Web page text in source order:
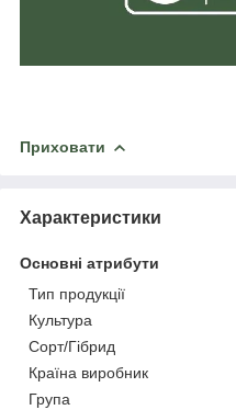
Приховати
Характеристики
Основні атрибути
Тип продукції
Культура
Сорт/Гібрид
Країна виробник
Група